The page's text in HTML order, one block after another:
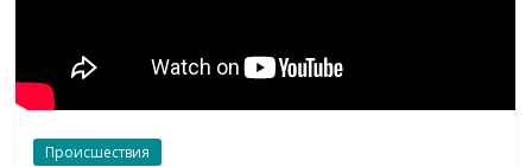
Происшествия